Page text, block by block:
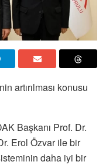
artırılması konusu
Başkanı Prof. Dr.
Erol Özvar ile bir
daha iyi bir